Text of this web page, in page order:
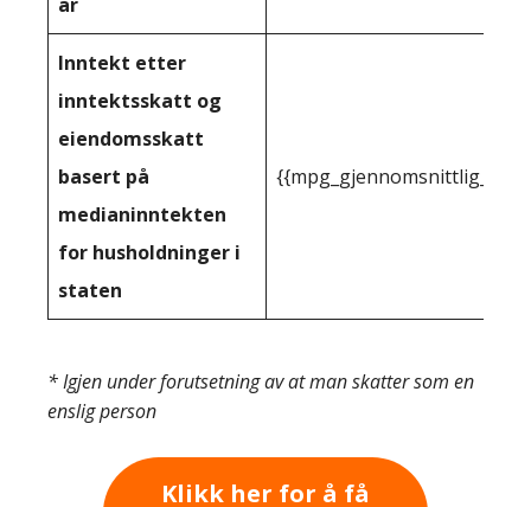
Inntekt etter
inntektsskatt og
eiendomsskatt
basert på
medianinntekten
for husholdninger i
staten
* Igjen under forutsetning av at man skatter som en
enslig person
Klikk her for å få